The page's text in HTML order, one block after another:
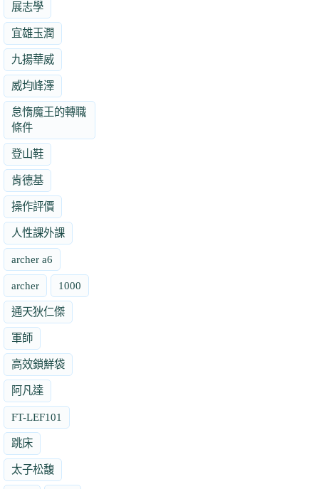
展志學
宜雄玉潤
九揚華威
威均峰澤
怠惰魔王的轉職
條件
登山鞋
肯德基
操作評價
人性課外課
archer a6
archer 1000
通天狄仁傑
軍師
高效鎖鮮袋
阿凡達
FT-LEF101
跳床
太子松馥